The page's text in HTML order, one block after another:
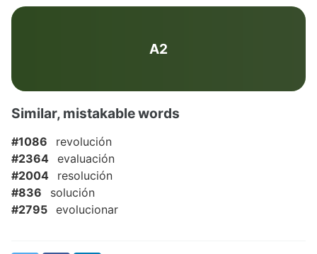
A2
Similar, mistakable words
#1086
revolución
#2364 evaluación
#2004
resolución
#836
solución
#2795 evolucionar